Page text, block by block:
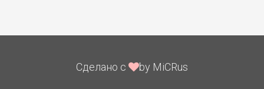
Сделано с by MiCRus